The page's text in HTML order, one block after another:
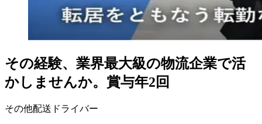
その経験、業界最大級の物流企業で活
かしませんか。賞与年2回
その他配送ドライバー